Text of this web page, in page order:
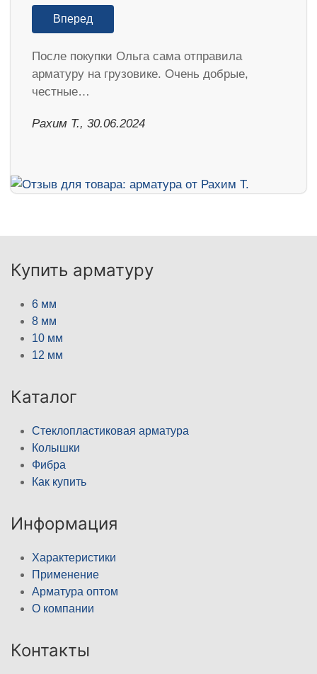
Вперед
После покупки Ольга сама отправила
арматуру на грузовике. Очень добрые,
честные…
Рахим Т., 30.06.2024
Купить арматуру
6 мм
8 мм
10 мм
12 мм
Каталог
Стеклопластиковая арматура
Колышки
Фибра
Как купить
Информация
Характеристики
Применение
Арматура оптом
О компании
Контакты